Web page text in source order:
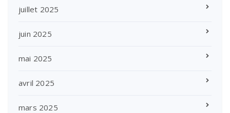
juillet 2025
juin 2025
mai 2025
avril 2025
mars 2025